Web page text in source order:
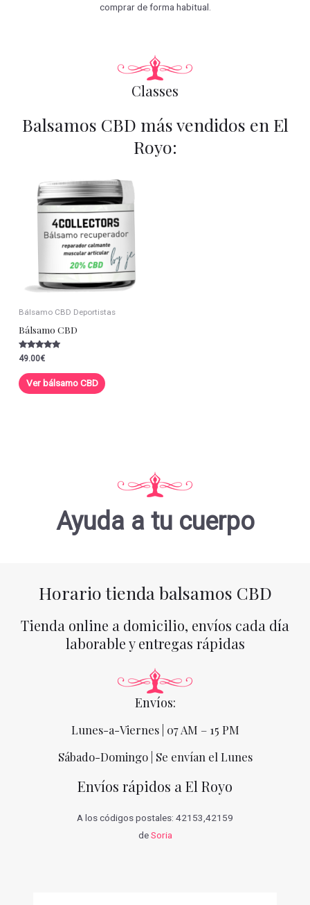
comprar de forma habitual.
Classes
Balsamos CBD más vendidos en El
Royo:
Bálsamo CBD Deportistas
Bálsamo CBD
Valorado con
5.00
de 5
49.00€
Ver bálsamo CBD
Ayuda a tu cuerpo
Horario tienda balsamos CBD
Tienda online a domicilio, envíos cada día
laborable y entregas rápidas
Envíos:
Lunes-a-Viernes | 07 AM – 15 PM
Sábado-Domingo | Se envían el Lunes
Envíos rápidos a El Royo
A los códigos postales: 42153,42159
deSoria